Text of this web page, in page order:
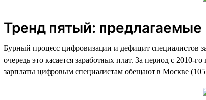
Тренд пятый: предлагаемые
Бурный процесс цифровизации и дефицит специалистов
очередь это касается заработных плат. За период с
зарплаты цифровым специалистам обещают в Москве